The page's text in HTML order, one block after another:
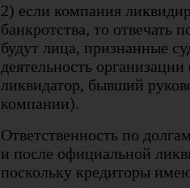
2) если компания
банкротства, то отвечать
будут лица, признанные
деятельность
ликвидатор, бывший
компании).
Ответственность по
и после официальной
поскольку кредиторы